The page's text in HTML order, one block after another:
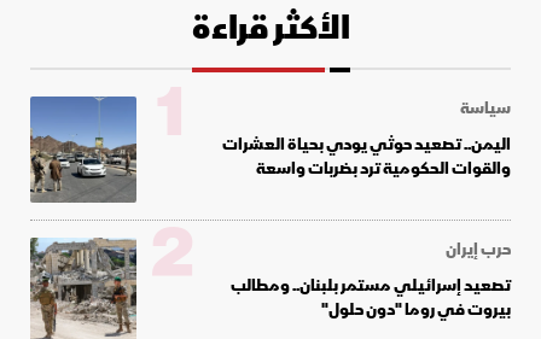
الأكثر قراءة
سياسة
اليمن.. تصعيد حوثي يودي بحياة العشرات
والقوات الحكومية ترد بضربات واسعة
1
حرب إيران
تصعيد إسرائيلي مستمر بلبنان.. ومطالب
بيروت في روما "دون حلول"
2